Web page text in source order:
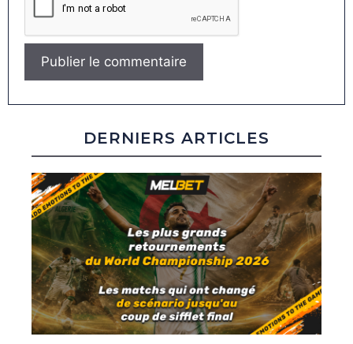
DERNIERS ARTICLES